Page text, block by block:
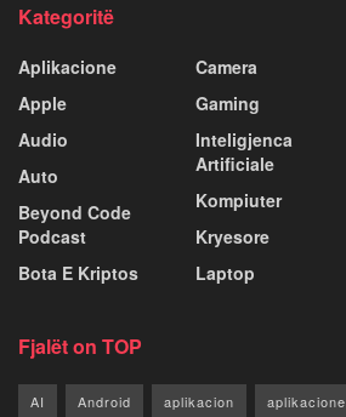
Kategoritë
Aplikacione
Apple
Audio
Auto
Beyond Code
Podcast
Bota E Kriptos
Camera
Gaming
Inteligjenca
Artificiale
Kompiuter
Kryesore
Laptop
Fjalët on TOP
AI Android aplikacion aplikacione